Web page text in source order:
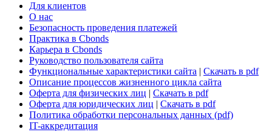
Для клиентов
О нас
Безопасность проведения платежей
Практика в Cbonds
Карьера в Cbonds
Руководство пользователя сайта
Функциональные характеристики сайта | Скачать в pdf
Описание процессов жизненного цикла сайта
Оферта для физических лиц | Скачать в pdf
Оферта для юридических лиц | Скачать в pdf
Политика обработки персональных данных (pdf)
IT-аккредитация